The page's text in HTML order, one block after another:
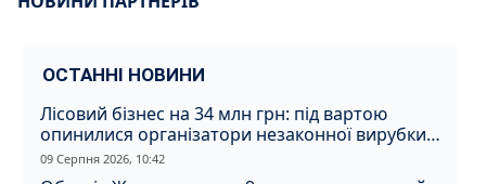
ОСТАННІ НОВИНИ
Лісовий бізнес на 34 млн грн: під вартою
опинилися організатори незаконної вирубки
на Житомирщині
09 Серпня 2026, 10:42